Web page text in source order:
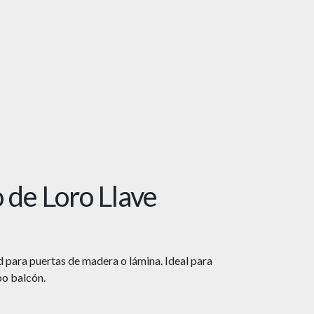
Loro Llave
puertas de madera o lámina. Ideal para
balcón.